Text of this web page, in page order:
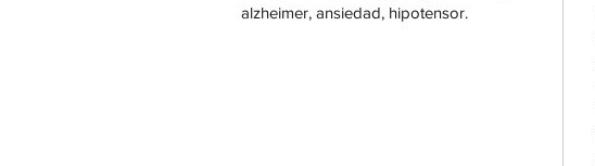
alzheimer, ansiedad, hipotensor.